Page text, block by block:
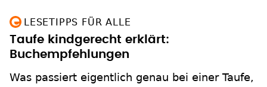
LESETIPPS FÜR ALLE
Taufe kindgerecht erklärt:
Buchempfehlungen
Was passiert eigentlich genau bei einer Taufe,